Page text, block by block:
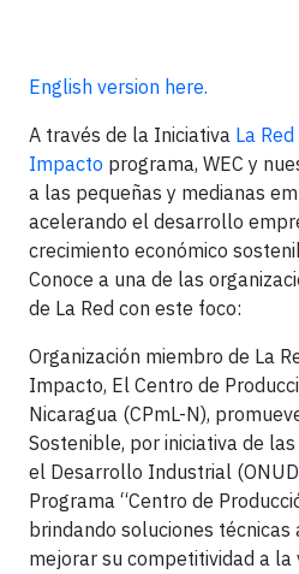
English version here.
A través de la Iniciativa La
Impacto programa, WEC y
a las pequeñas y medianas
acelerando el desarrollo
crecimiento económico
Conoce a una de las
de La Red con este foco:
Organización miembro de La
Impacto, El Centro de
Nicaragua (CPmL-N),
Sostenible, por iniciativa de
el Desarrollo Industrial
Programa “Centro de
brindando soluciones
mejorar su competitividad a la